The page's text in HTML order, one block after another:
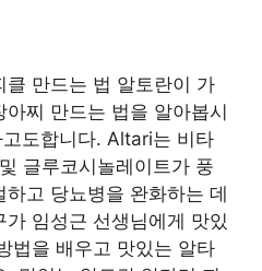
클 만드는 법 알토란이 가
찌 만드는 법을 알아봅시
도합니다. Altari는 비타
글루코시놀레이트가 풍
고 당뇨병을 완화하는 데
임성근 선생님에게 맛있
법을 배우고 맛있는 알타